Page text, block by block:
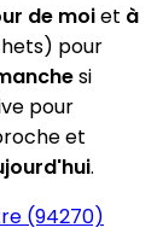
de moiet à
pour
si
pour
et
.
(94270)